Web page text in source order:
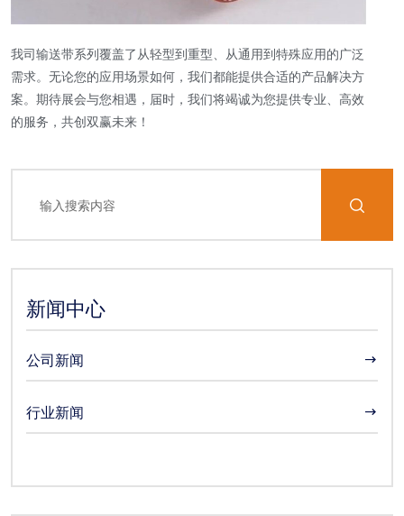
我司输送带系列覆盖了从轻型到重型、从通用到特殊应用的广泛
需求。无论您的应用场景如何，我们都能提供合适的产品解决方
案。期待展会与您相遇，届时，我们将竭诚为您提供专业、高效
的服务，共创双赢未来！
新闻中心
公司新闻
行业新闻